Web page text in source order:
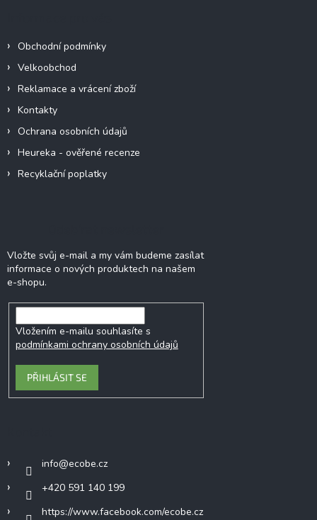
Obchodní podmínky
Velkoobchod
Reklamace a vrácení zboží
Kontakty
Ochrana osobních údajů
Heureka - ověřené recenze
Recyklační poplatky
Vložte svůj e-mail a my vám budeme zasílat
informace o nových produktech na našem
e-shopu.
Vložením e-mailu souhlasíte s
podmínkami ochrany osobních údajů
PŘIHLÁSIT SE
info@ecobe.cz
+420 591 140 199
https://www.facebook.com/ecobe.cz